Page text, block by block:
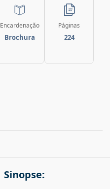
Encardenação
Brochura
Páginas
224
Sinopse: